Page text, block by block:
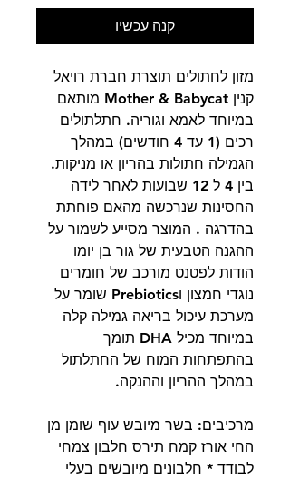
קנה עכשיו
מזון לחתולים תוצרת חברת רויאל
קנין Mother & Babycat מותאם
במיוחד לאמא וגוריה. חתלתולים
רכים (1 עד 4 חודשים) במהלך
הגמילה חתולות בהריון או מניקות.
בין 4 ל 12 שבועות לאחר לידה
החסינות שנרכשה מהאם פוחתת
בהדרגה . המוצר מסייע לשמור על
ההגנה הטבעית של גור בן יומו
הודות לפטנט מורכב של חומרים
נוגדי חמצון וPrebiotics שומר על
מערכת עיכול בריאה גמילה קלה
במיוחד מכיל DHA תומך
בהתפתחות המוח של החתלתול
במהלך ההריון וההנקה.
מרכיבים: בשר מיובש עוף שומן מן
החי אורז קמח תירס חלבון צמחי
לבודד * חלבונים מיובשים בעלי